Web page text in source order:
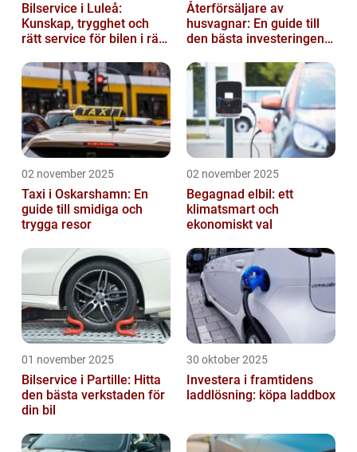
Bilservice i Luleå:
Kunskap, trygghet och
rätt service för bilen i rätt
Återförsäljare av
husvagnar: En guide till
den bästa investeringen
02 november 2025
Taxi i Oskarshamn: En
guide till smidiga och
trygga resor
02 november 2025
Begagnad elbil: ett
klimatsmart och
ekonomiskt val
01 november 2025
Bilservice i Partille: Hitta
den bästa verkstaden för
din bil
30 oktober 2025
Investera i framtidens
laddlösning: köpa laddbox